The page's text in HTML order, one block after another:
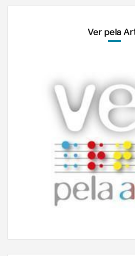
Ver pela